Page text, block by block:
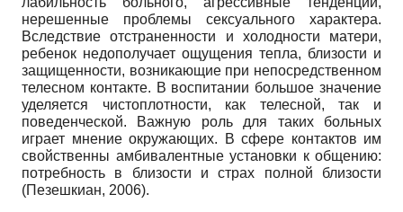
нерешенные проблемы сексуального характера.
Вследствие отстраненности и холодности матери,
ребенок недополучает ощущения тепла, близости и
защищенности, возникающие при непосредственном
телесном контакте. В воспитании большое значение
уделяется чистоплотности, как телесной, так и
поведенческой. Важную роль для таких больных
играет мнение окружающих. В сфере контактов им
свойственны амбивалентные установки к общению:
потребность в близости и страх полной близости
(Пезешкиан, 2006).